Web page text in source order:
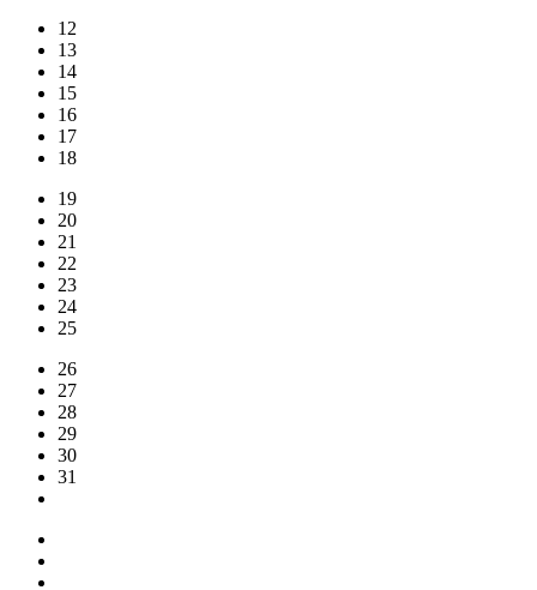
12
13
14
15
16
17
18
19
20
21
22
23
24
25
26
27
28
29
30
31